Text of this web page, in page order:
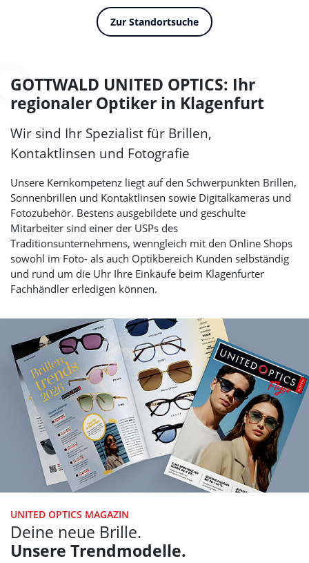
Zur Standortsuche
GOTTWALD UNITED OPTICS: Ihr
regionaler Optiker in Klagenfurt
Wir sind Ihr Spezialist für Brillen,
Kontaktlinsen und Fotografie
Unsere Kernkompetenz liegt auf den Schwerpunkten Brillen,
Sonnenbrillen und Kontaktlinsen sowie Digitalkameras und
Fotozubehör. Bestens ausgebildete und geschulte
Mitarbeiter sind einer der USPs des
Traditionsunternehmens, wenngleich mit den Online Shops
sowohl im Foto- als auch Optikbereich Kunden selbständig
und rund um die Uhr Ihre Einkäufe beim Klagenfurter
Fachhändler erledigen können.
UNITED OPTICS MAGAZIN
Deine neue Brille.
Unsere Trendmodelle.